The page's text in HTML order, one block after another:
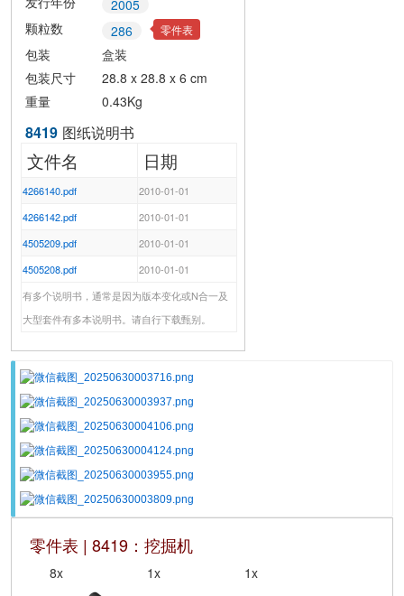
2005
颗粒数
286 零件表
包装
盒装
包装尺寸
28.8 x 28.8 x 6 cm
重量
0.43Kg
8419 图纸说明书
文件名 日期
4266140.pdf
2010-01-01
4266142.pdf
2010-01-01
4505209.pdf
2010-01-01
4505208.pdf
2010-01-01
有多个说明书，通常是因为版本变化或N合一及
大型套件有多本说明书。请自行下载甄别。
零件表 | 8419：挖掘机
8x 1x 1x